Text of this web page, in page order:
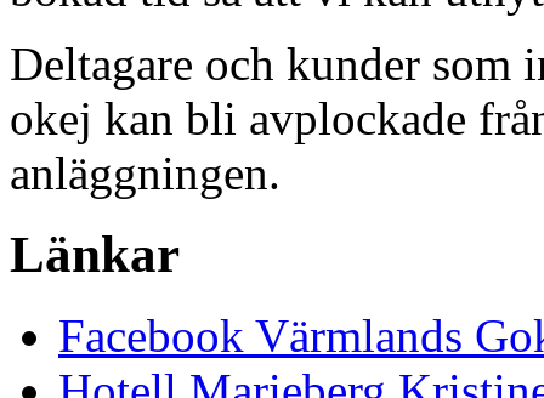
Deltagare och kunder som
okej kan bli avplockade
anläggningen.
Länkar
Facebook Värmlands